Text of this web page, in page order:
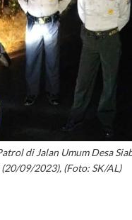
di Jalan Umum Desa
(20/09/2023), (Foto: SK/AL)